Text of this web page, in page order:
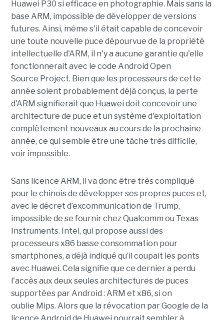
Huawei P30 si efficace en photographie. Mais sans la
base ARM, impossible de développer de versions
futures. Ainsi, même s'il était capable de concevoir
une toute nouvelle puce dépourvue de la propriété
intellectuelle d'ARM, il n'ya aucune garantie qu'elle
fonctionnerait avec le code Android Open
Source Project. Bien que les processeurs de cette
année soient probablement déjà conçus, la perte
d'ARM signifierait que Huawei doit concevoir une
architecture de puce et un système d'exploitation
complètement nouveaux au cours de la prochaine
année, ce qui semble être une tâche très difficile,
voir impossible.
Sans licence ARM, il va donc être très compliqué
pour le chinois de développer ses propres puces et,
avec le décret d’excommunication de Trump,
impossible de se fournir chez Qualcomm ou Texas
Instruments. Intel, qui propose aussi des
processeursx86 basse consommation pour
smartphones, a déjà indiqué qu’il coupait les ponts
avec Huawei. Cela signifie que ce dernier a perdu
l'accès aux deux seules architectures de puces
supportées par Android : ARM et x86, si on
oublie Mips. Alors que la révocation par Google de la